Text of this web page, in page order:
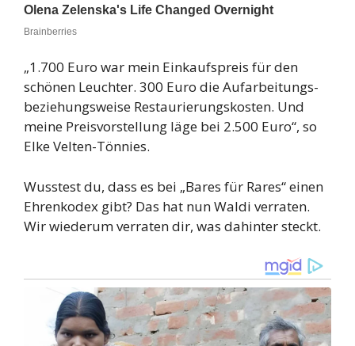
„1.700 Euro war mein Einkaufspreis für den
schönen Leuchter. 300 Euro die Aufarbeitungs-
beziehungsweise Restaurierungskosten. Und
meine Preisvorstellung läge bei 2.500 Euro“, so
Elke Velten-Tönnies.
Wusstest du, dass es bei „Bares für Rares“ einen
Ehrenkodex gibt? Das hat nun Waldi verraten.
Wir wiederum verraten dir, was dahinter steckt.